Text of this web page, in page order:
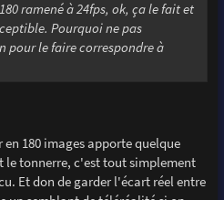
ramené à 24fps, ok, ça le fait et
Pourquoi ne pas
pour le faire correspondre à
180 images apporte quelque
le tonnerre, c'est tout simplement
Et don de garder l'écart réel entre